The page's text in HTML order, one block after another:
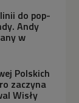
do pop-
Andy
w
Polskich
zaczyna
Wisły